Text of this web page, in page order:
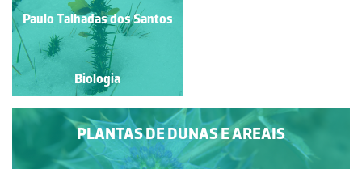
Rubim Manuel Almeida da
Silva
Biologia
PLANTAS DE DUNAS E AREAIS
Paulo Talhadas dos Santos
Biologia